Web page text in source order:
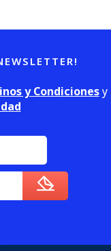
y Condicionesy